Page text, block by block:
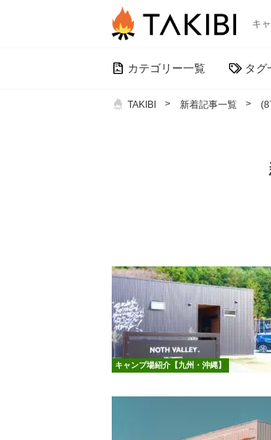
キ
カテゴリー一覧 タグ
TAKIBI 新着記事一覧
キャンプ場紹介【九州・沖縄】